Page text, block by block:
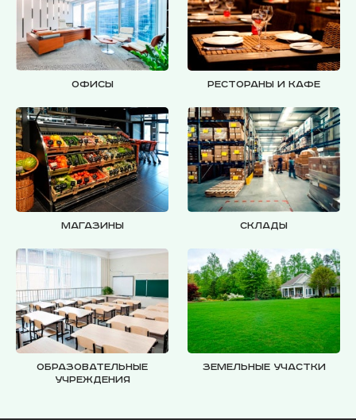
Офисы Рестораны и кафе
Магазины Склады
Образовательные
учреждения
Земельные участки